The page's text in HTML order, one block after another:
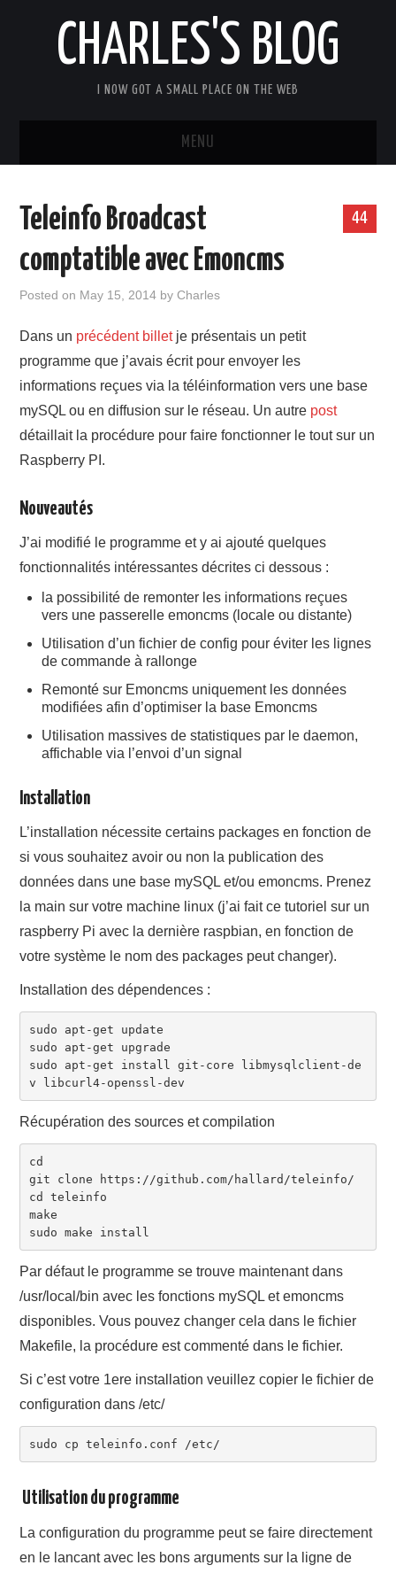
CHARLES'S BLOG
I NOW GOT A SMALL PLACE ON THE WEB
MENU
ARDUIPI
ULPNODE
ABOUT
44
Teleinfo Broadcast
comptatible avec Emoncms
Posted on May 15, 2014 byCharles
Dans un précédent billetje présentais un petit
programme que j’avais écrit pour envoyer les
informations reçues via la téléinformation vers une base
mySQL ou en diffusion sur le réseau. Un autre post
détaillait la procédure pour faire fonctionner le tout sur un
Raspberry PI.
Nouveautés
J’ai modifié le programme et y ai ajouté quelques
fonctionnalités intéressantes décrites ci dessous :
la possibilité de remonter les informations reçues
vers une passerelle emoncms (locale ou distante)
Utilisation d’un fichier de config pour éviter les lignes
de commande à rallonge
Remonté sur Emoncms uniquement les données
modifiées afin d’optimiser la base Emoncms
Utilisation massives de statistiques par le daemon,
affichable via l’envoi d’un signal
Installation
L’installation nécessite certains packages en fonction de
si vous souhaitez avoir ou non la publication des
données dans une base mySQL et/ou emoncms. Prenez
la main sur votre machine linux (j’ai fait ce tutoriel sur un
raspberry Pi avec la dernière raspbian, en fonction de
votre système le nom des packages peut changer).
Installation des dépendences :
sudo apt-get update
sudo apt-get upgrade
sudo apt-get install git-core libmysqlclient-de
v libcurl4-openssl-dev
Récupération des sources et compilation
cd
git clone https://github.com/hallard/teleinfo/
cd teleinfo
make
Par défaut le programme se trouve maintenant dans
/usr/local/bin avec les fonctions mySQL et emoncms
disponibles. Vous pouvez changer cela dans le fichier
Makefile, la procédure est commenté dans le fichier.
Si c’est votre 1ere installation veuillez copier le fichier de
configuration dans /etc/
sudo cp teleinfo.conf /etc/
Utilisation du programme
La configuration du programme peut se faire directement
en le lancant avec les bons arguments sur la ligne de